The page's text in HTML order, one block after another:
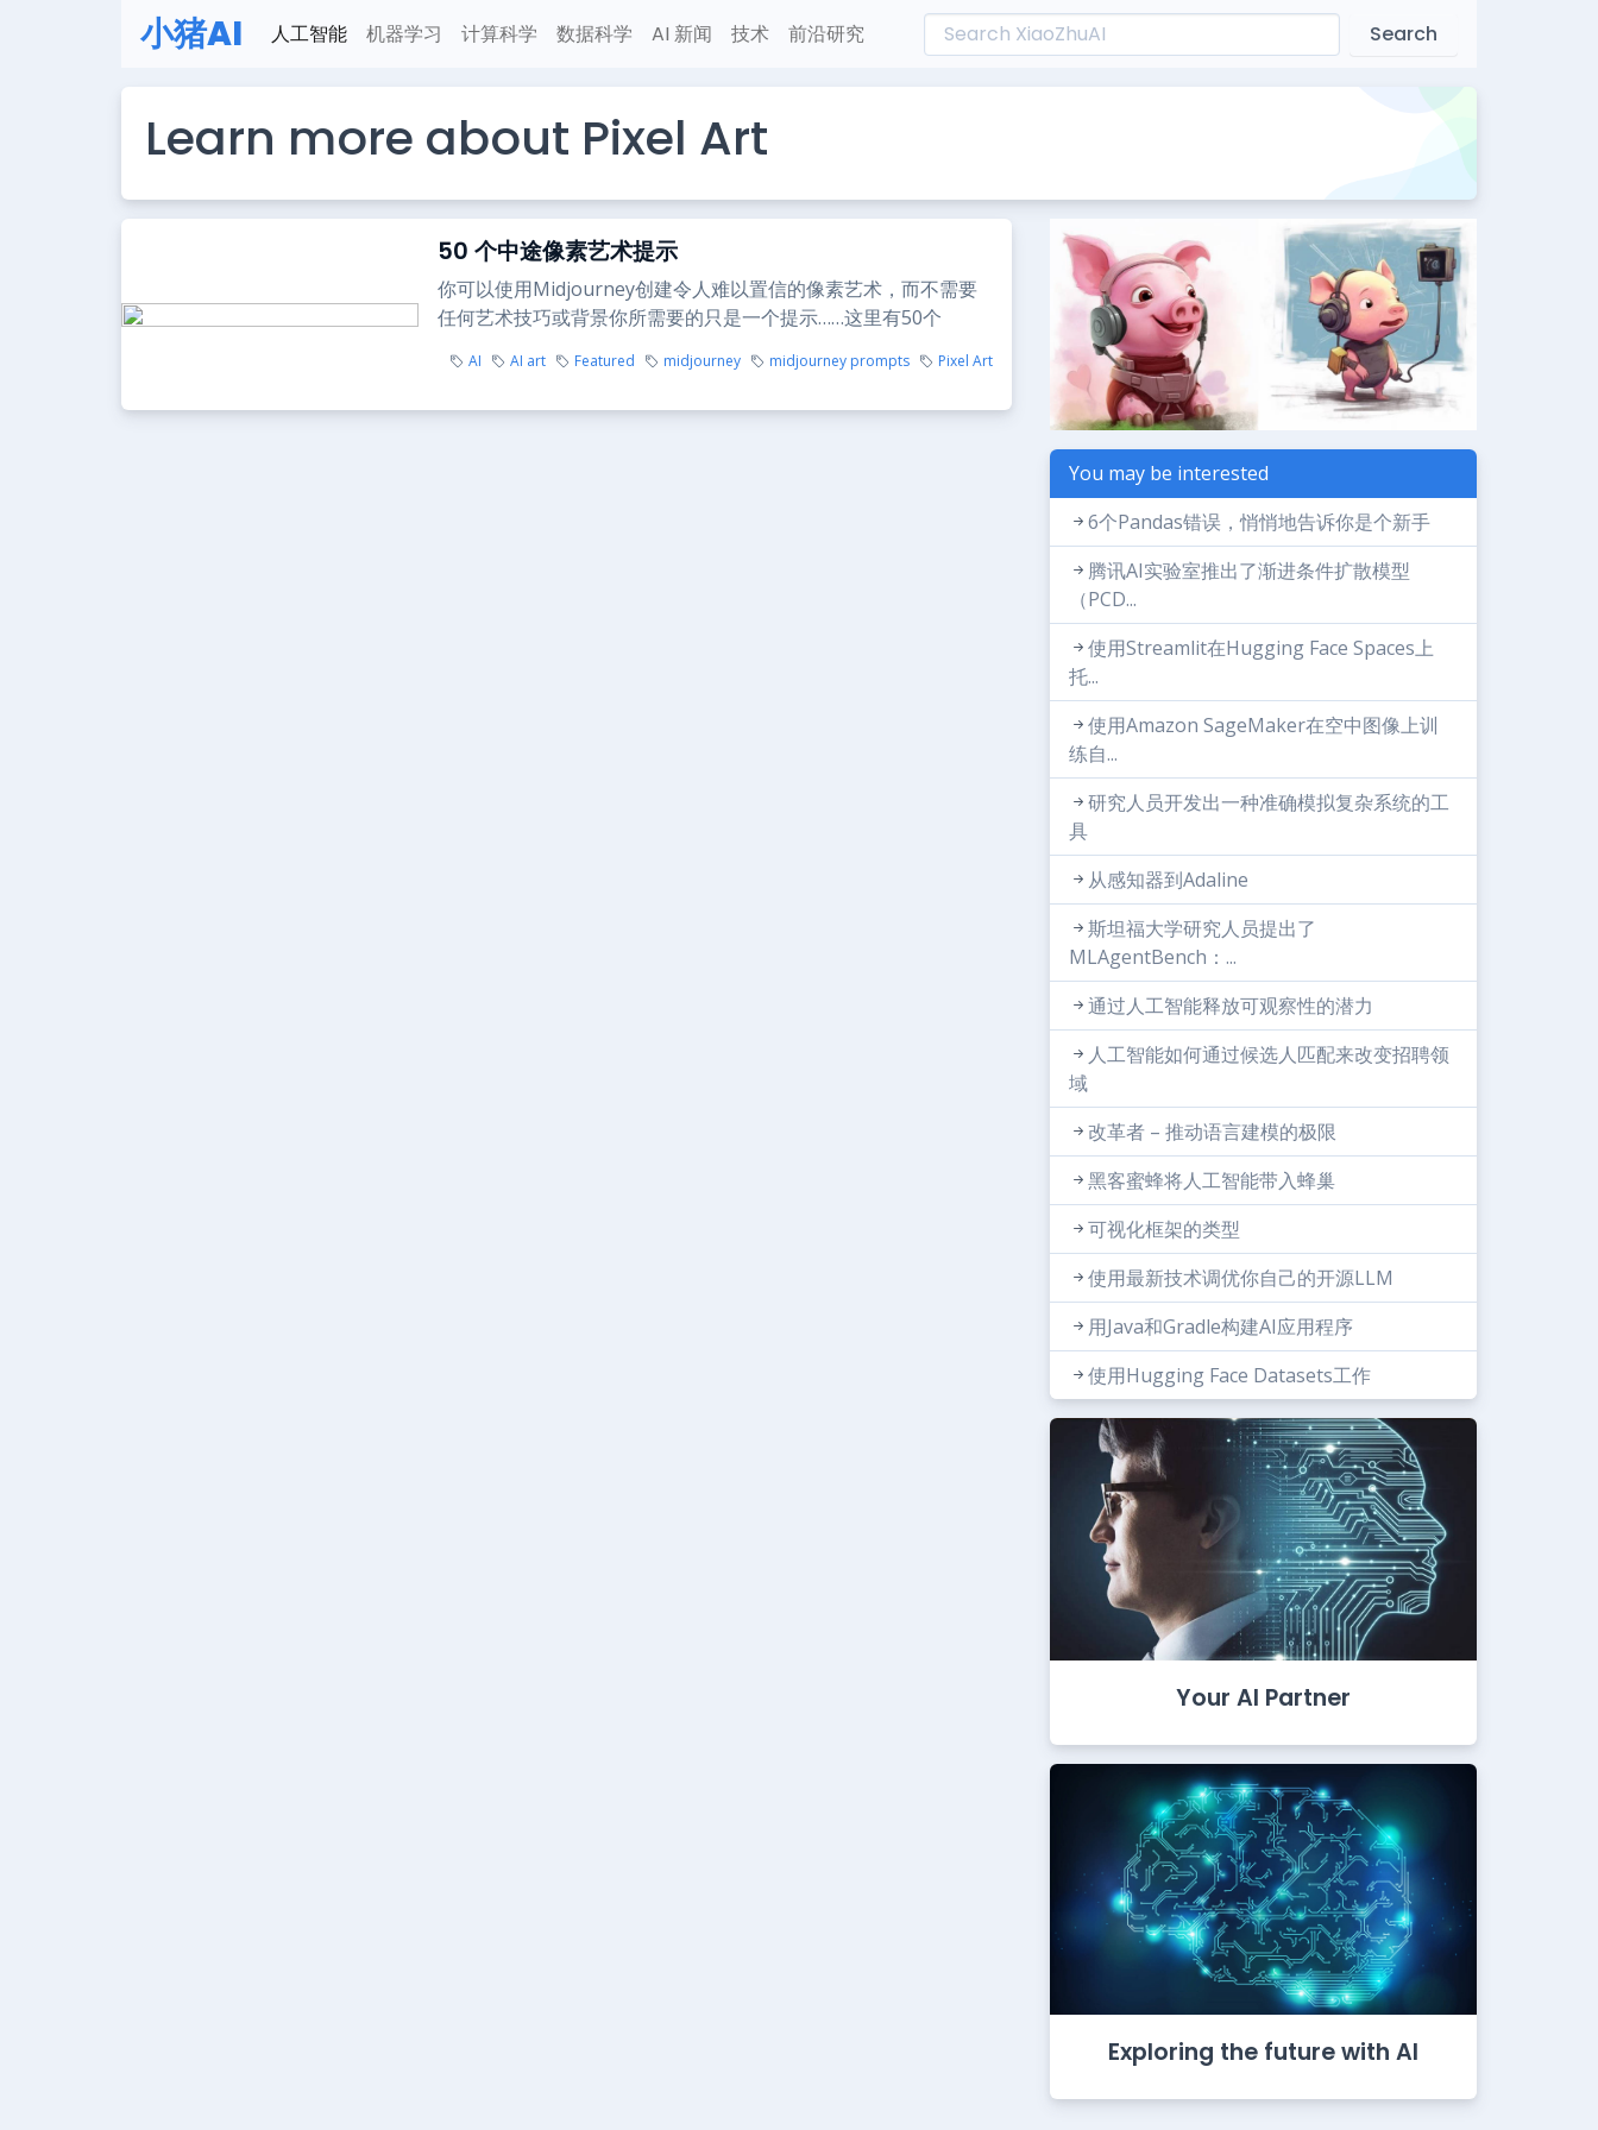
小猪AI 人工智能 机器学习 计算科学 数据科学 AI 新闻 技术 前沿研究 Search
Learn more about Pixel Art
50 个中途像素艺术提示
你可以使用Midjourney创建令人难以置信的像素艺术，而不需要
任何艺术技巧或背景你所需要的只是一个提示……这里有50个
AI AI art Featured midjourney midjourney prompts Pixel Art
You may be interested
6个Pandas错误，悄悄地告诉你是个新手
腾讯AI实验室推出了渐进条件扩散模型
（PCD...
使用Streamlit在Hugging Face Spaces上
托...
使用Amazon SageMaker在空中图像上训
练自...
研究人员开发出一种准确模拟复杂系统的工
具
从感知器到Adaline
斯坦福大学研究人员提出了
MLAgentBench：...
通过人工智能释放可观察性的潜力
人工智能如何通过候选人匹配来改变招聘领
域
改革者 – 推动语言建模的极限
黑客蜜蜂将人工智能带入蜂巢
可视化框架的类型
使用最新技术调优你自己的开源LLM
用Java和Gradle构建AI应用程序
使用Hugging Face Datasets工作
Your AI Partner
Exploring the future with AI